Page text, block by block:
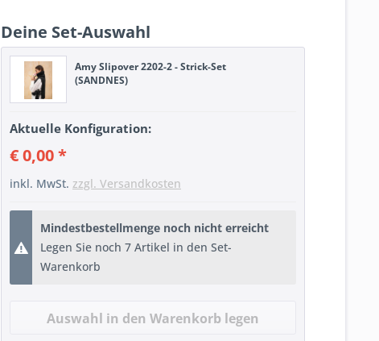
Deine Set-Auswahl
Amy Slipover 2202-2 - Strick-Set
(SANDNES)
Aktuelle Konfiguration:
€ 0,00 *
inkl. MwSt. zzgl. Versandkosten
Mindestbestellmenge noch nicht erreicht
Legen Sie noch 7 Artikel in den Set-
Warenkorb